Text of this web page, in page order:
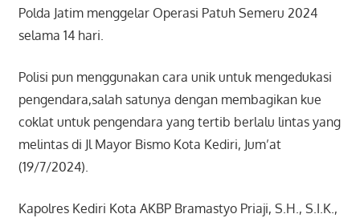
Polda Jatim menggelar Operasi Patuh Semeru 2024
selama 14 hari.
Polisi pun menggunakan cara unik untuk mengedukasi
pengendara,salah satunya dengan membagikan kue
coklat untuk pengendara yang tertib berlalu lintas yang
melintas di Jl Mayor Bismo Kota Kediri, Jum’at
(19/7/2024).
Kapolres Kediri Kota AKBP Bramastyo Priaji, S.H., S.I.K.,